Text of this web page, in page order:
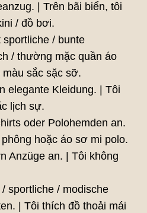
| Trên bãi biển, tôi
/ đồ bơi.
/ bunte
/ thường mặc quần áo
sắc sặc sỡ.
elegante Kleidung. | Tôi
lịch sự.
oder Polohemden an.
phông hoặc áo sơ mi polo.
Anzüge an. | Tôi không
sportliche / modische
| Tôi thích đồ thoải mái